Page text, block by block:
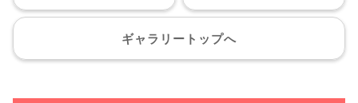
ギャラリー トップへ